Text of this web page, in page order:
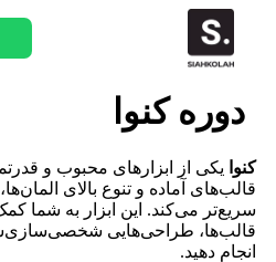
دوره کنوا
یکی از ابزارهای محبوب و
آماده و تنوع بالای المان‌ها،
می‌کند. این ابزار به شما کمک
طراحی‌هایی شخصی‌سازی‌شده
دهید.